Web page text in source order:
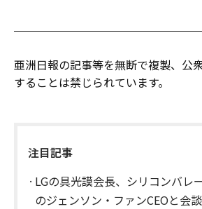
亜洲日報の記事等を無断で複製、公
することは禁じられています。
注目記事
LGの具光謨会長、シリコンバレ
のジェンソン・ファンCEOと会